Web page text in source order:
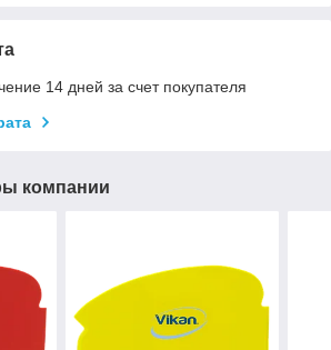
14 дней за счет покупателя
компании